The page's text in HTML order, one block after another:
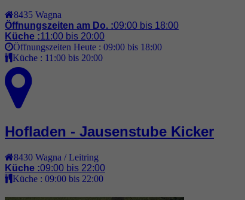
8435 Wagna
Öffnungszeiten am Do. :09:00 bis 18:00
Küche :11:00 bis 20:00
Öffnungszeiten Heute : 09:00 bis 18:00
Küche : 11:00 bis 20:00
Hofladen - Jausenstube Kicker
8430 Wagna / Leitring
Küche :09:00 bis 22:00
Küche : 09:00 bis 22:00